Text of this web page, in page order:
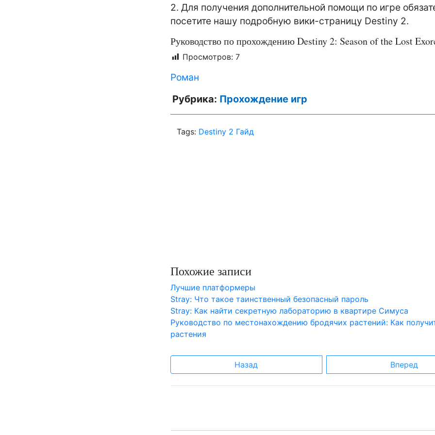
2. Для получения дополнительной помощи по игре
посетите нашу подробную вики-страницу Destiny 2.
Руководство по прохождению Destiny 2: Season of the Lost
Просмотров: 7
Роман
Рубрика: Прохождение игр
Tags: Destiny 2 Гайд
Похожие записи
Лучшие платформеры
Stray: Что такое таинственный безопасный пароль
Stray: Как найти секретную лабораторию в квартире Симуса
Руководство по местонахождению бродячих растений: Как
растения
Назад Вперед